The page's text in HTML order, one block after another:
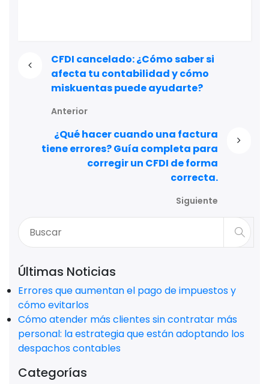
CFDI cancelado: ¿Cómo saber si
afecta tu contabilidad y cómo
miskuentas puede ayudarte?
Anterior
¿Qué hacer cuando una factura
tiene errores? Guía completa para
corregir un CFDI de forma
correcta.
Siguiente
Últimas Noticias
Errores que aumentan el pago de impuestos y
cómo evitarlos
Cómo atender más clientes sin contratar más
personal: la estrategia que están adoptando los
despachos contables
Categorías